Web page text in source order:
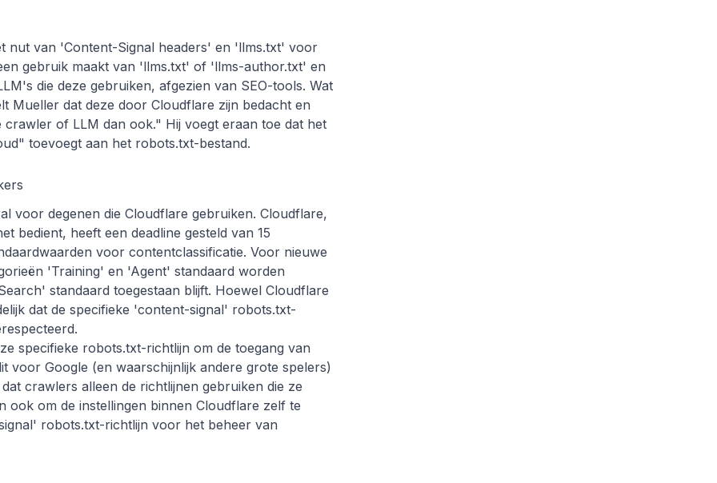
nut van 'Content-Signal headers' en 'llms.txt' voor
gebruik maakt van 'llms.txt' of 'llms-author.txt' en
die deze gebruiken, afgezien van SEO-tools. Wat
dat deze door Cloudflare zijn bedacht en
of LLM dan ook." Hij voegt eraan toe dat het
toevoegt aan het robots.txt-bestand.
voor degenen die Cloudflare gebruiken. Cloudflare,
bedient, heeft een deadline gesteld van 15
voor contentclassificatie. Voor nieuwe
'Training' en 'Agent' standaard worden
standaard toegestaan blijft. Hoewel Cloudflare
dat de specifieke 'content-signal' robots.txt-
specifieke robots.txt-richtlijn om de toegang van
Google (en waarschijnlijk andere grote spelers)
crawlers alleen de richtlijnen gebruiken die ze
ook om de instellingen binnen Cloudflare zelf te
robots.txt-richtlijn voor het beheer van